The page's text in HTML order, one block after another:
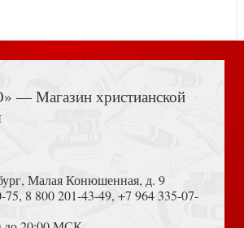
лакомство, чревоугодие
Магазин христианской
Малая Конюшенная, д. 9
75, 8 800 201-43-49, +7 964 335-07-